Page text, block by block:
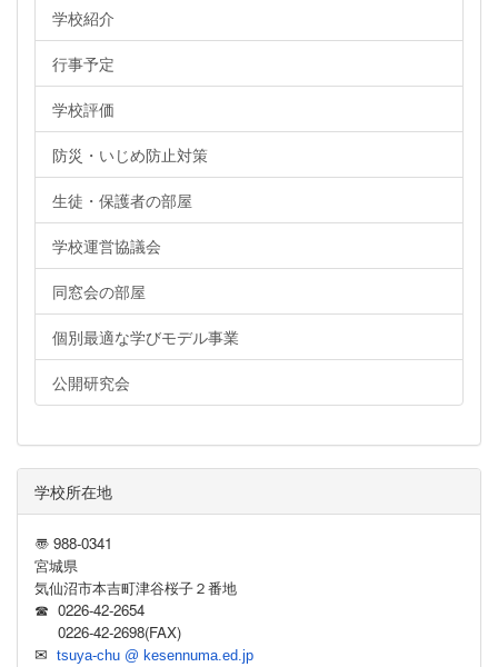
学校紹介
行事予定
学校評価
防災・いじめ防止対策
生徒・保護者の部屋
学校運営協議会
同窓会の部屋
個別最適な学びモデル事業
公開研究会
学校所在地
〠 988-0341
宮城県
気仙沼市本吉町津谷桜子２番地
☎ 0226-42-2654
0226-42-2698(FAX)
✉ tsuya-chu @ kesennuma.ed.jp